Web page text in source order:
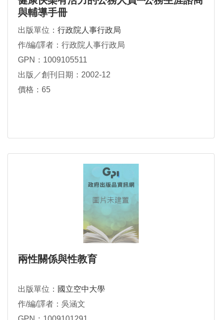
與輔導手冊
出版單位： 行政院人事行政局
作/編/譯者：行政院人事行政局
GPN：1009105511
出版／創刊日期：2002-12
價格：65
兩性關係與性教育
出版單位： 國立空中大學
作/編/譯者：吳涵文